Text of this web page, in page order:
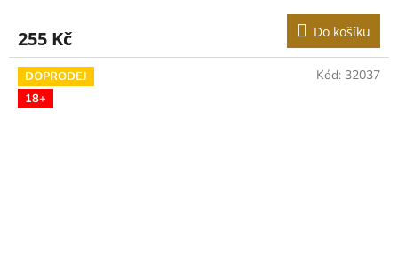
255 Kč Do košíku
DOPRODEJ
18+
Kód: 32037